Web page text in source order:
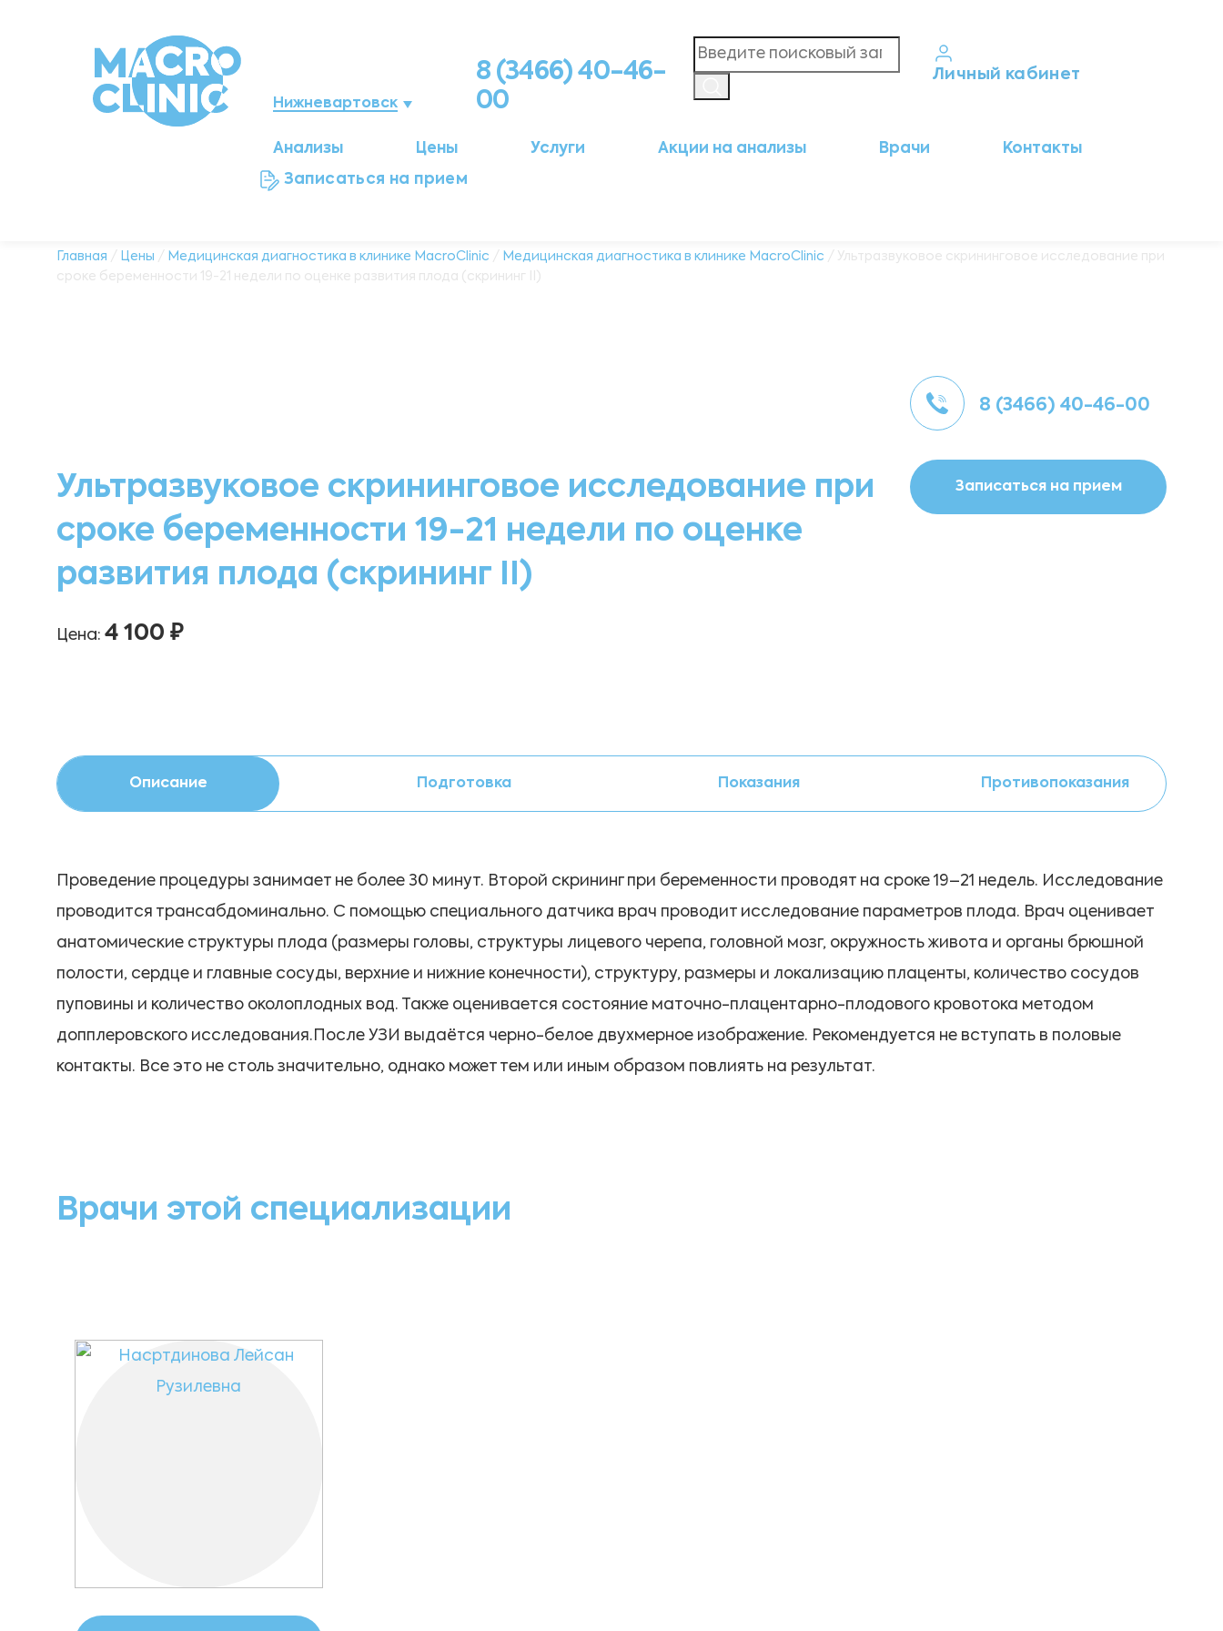
Нижневартовск
Мегион
8 (3466) 40-46-
00
Личный кабинет
Анализы Цены Услуги Акции на анализы Врачи
Контакты
Записаться на прием
Главная / Цены / Медицинская диагностика в клинике MacroClinic / Медицинская диагностика в клинике MacroClinic / Ультразвуковое скрининговое исследование при
сроке беременности 19-21 недели по оценке развития плода (скрининг II)
Ультразвуковое скрининговое исследование при
сроке беременности 19-21 недели по оценке
развития плода (скрининг II)
Цена: 4 100 ₽
8 (3466) 40-46-00
Записаться на прием
Описание Подготовка Показания Противопоказания
Проведение процедуры занимает не более 30 минут. Второй скрининг при беременности проводят на сроке 19–21 недель. Исследование
проводится трансабдоминально. С помощью специального датчика врач проводит исследование параметров плода. Врач оценивает
анатомические структуры плода (размеры головы, структуры лицевого черепа, головной мозг, окружность живота и органы брюшной
полости, сердце и главные сосуды, верхние и нижние конечности), структуру, размеры и локализацию плаценты, количество сосудов
пуповины и количество околоплодных вод. Также оценивается состояние маточно-плацентарно-плодового кровотока методом
допплеровского исследования.После УЗИ выдаётся черно-белое двухмерное изображение. Рекомендуется не вступать в пoлoвые
контакты. Все это не столь значительно, однако может тем или иным образом повлиять на результат.
Врачи этой специализации